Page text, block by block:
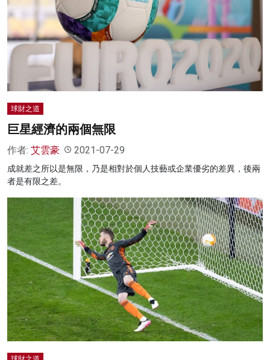
球財之道
巨星經濟的兩個無限
作者: 艾雲豪 2021-07-29
成就差之所以是無限，乃是相對於個人技藝或企業優劣的差異，後兩
者是有限之差。